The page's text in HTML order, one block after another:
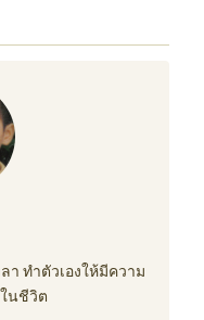
ทำตัวเองให้มีความ
นชีวิต